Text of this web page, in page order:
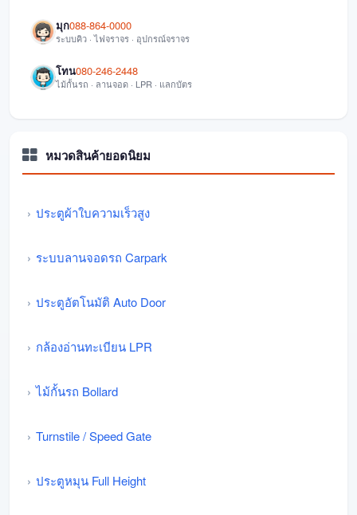
มุก088-864-0000
ระบบคิว · ไฟจราจร · อุปกรณ์จราจร
โทน080-246-2448
ไม้กั้นรถ · ลานจอด · LPR · แลกบัตร
หมวดสินค้ายอดนิยม
ประตูผ้าใบความเร็วสูง
ระบบลานจอดรถ Carpark
ประตูอัตโนมัติ Auto Door
กล้องอ่านทะเบียน LPR
ไม้กั้นรถ Bollard
Turnstile / Speed Gate
ประตูหมุน Full Height